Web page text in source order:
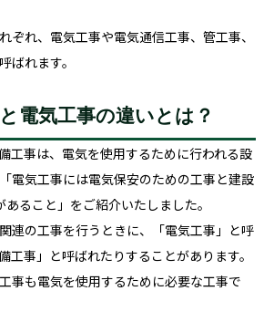
ぞれ、電気工事や電気通信工事、管工事、
ばれます。
電気工事の違いとは？
工事は、電気を使用するために行われる設
電気工事には電気保安のための工事と建設
ること」をご紹介いたしました。
連の工事を行うときに、「電気工事」と呼
工事」と呼ばれたりすることがあります。
事も電気を使用するために必要な工事で